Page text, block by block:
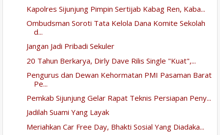
Kapolres Sijunjung Pimpin Sertijab Kabag Ren, Kaba...
Ombudsman Soroti Tata Kelola Dana Komite Sekolah
d...
Jangan Jadi Pribadi Sekuler
20 Tahun Berkarya, Dirly Dave Rilis Single "Kuat",...
Pengurus dan Dewan Kehormatan PMI Pasaman Barat
Pe...
Pemkab Sijunjung Gelar Rapat Teknis Persiapan Peny...
Jadilah Suami Yang Layak
Meriahkan Car Free Day, Bhakti Sosial Yang Diadaka...